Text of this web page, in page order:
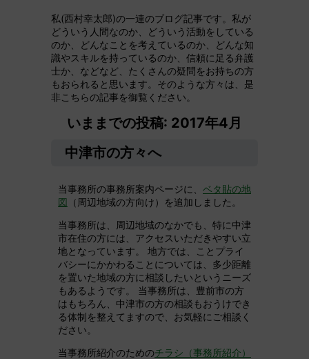
私(西村幸太郎)の一連のブログ記事です。私が
どういう人間なのか、どういう活動をしている
のか、どんなことを考えているのか、どんな知
識やスキルを持っているのか、信頼に足る弁護
士か、などなど、たくさんの疑問をお持ちの方
もおられると思います。そのような方々は、是
非こちらの記事を御覧ください。
いままでの投稿: 2017年4月
中津市の方々へ
当事務所の事務所案内ページに、 ベタ貼の地
図 （周辺地域の方向け）を追加しました。
当事務所は、周辺地域のなかでも、特に中津
市在住の方には、アクセスいただきやすい立
地となっています。 地方では、ことプライ
バシーにかかわることについては、多少距離
を置いた地域の方に相談したいというニーズ
もあるようです。 当事務所は、豊前市の方
はもちろん、中津市の方の相談もおうけでき
る体制を整えてますので、お気軽にご相談く
ださい。
当事務所紹介のためのチラシ（事務所紹介）